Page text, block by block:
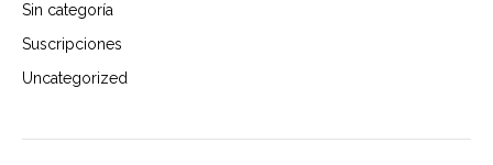
Sin categoría
Suscripciones
Uncategorized